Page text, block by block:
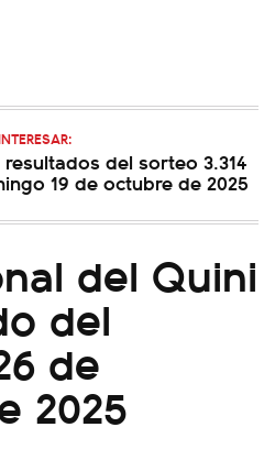
del sorteo 3.314
19 de octubre de 2025
del Quini
del
de
2025